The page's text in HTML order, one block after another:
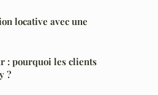
locative avec une
: pourquoi les clients
?